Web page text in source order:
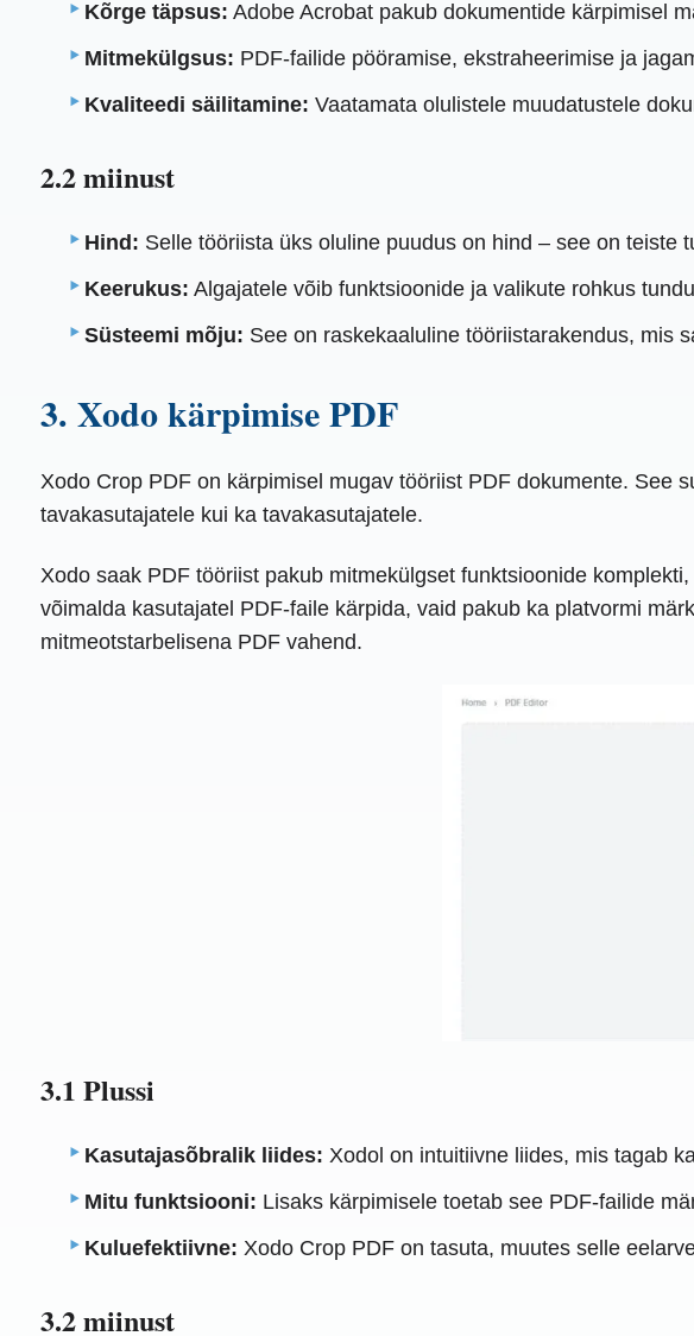
Kõrge täpsus: Adobe Acrobat pakub dokumentide kärpimisel
Mitmekülgsus: PDF-failide pööramise, ekstraheerimise ja
Kvaliteedi säilitamine: Vaatamata olulistele muudatustele
2.2 miinust
Hind: Selle tööriista üks oluline puudus on hind – see on teiste
Keerukus: Algajatele võib funktsioonide ja valikute rohkus
Süsteemi mõju: See on raskekaaluline tööriistarakendus, mis
3. Xodo kärpimise PDF
Xodo Crop PDF on kärpimisel mugav tööriist PDF dokumente. See
tavakasutajatele kui ka tavakasutajatele.
Xodo saak PDF tööriist pakub mitmekülgset funktsioonide
võimalda kasutajatel PDF-faile kärpida, vaid pakub ka platvormi
mitmeotstarbelisena PDF vahend.
3.1 Plussi
Kasutajasõbralik liides: Xodol on intuitiivne liides, mis tagab
Mitu funktsiooni: Lisaks kärpimisele toetab see PDF-failide
Kuluefektiivne: Xodo Crop PDF on tasuta, muutes selle
3.2 miinust